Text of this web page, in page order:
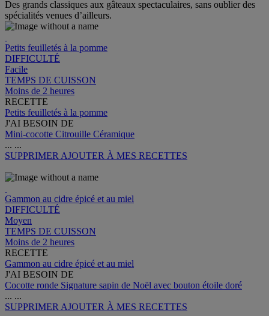
Des grands classiques aux gâteaux spectaculaires, sans oublier des
spécialités venues d’ailleurs.
Petits feuilletés à la pomme
DIFFICULTÉ
Facile
TEMPS DE CUISSON
Moins de 2 heures
RECETTE
Petits feuilletés à la pomme
J'AI BESOIN DE
Mini-cocotte Citrouille Céramique
... ...
SUPPRIMER AJOUTER À MES RECETTES
Gammon au cidre épicé et au miel
DIFFICULTÉ
Moyen
TEMPS DE CUISSON
Moins de 2 heures
RECETTE
Gammon au cidre épicé et au miel
J'AI BESOIN DE
Cocotte ronde Signature sapin de Noël avec bouton étoile doré
... ...
SUPPRIMER AJOUTER À MES RECETTES